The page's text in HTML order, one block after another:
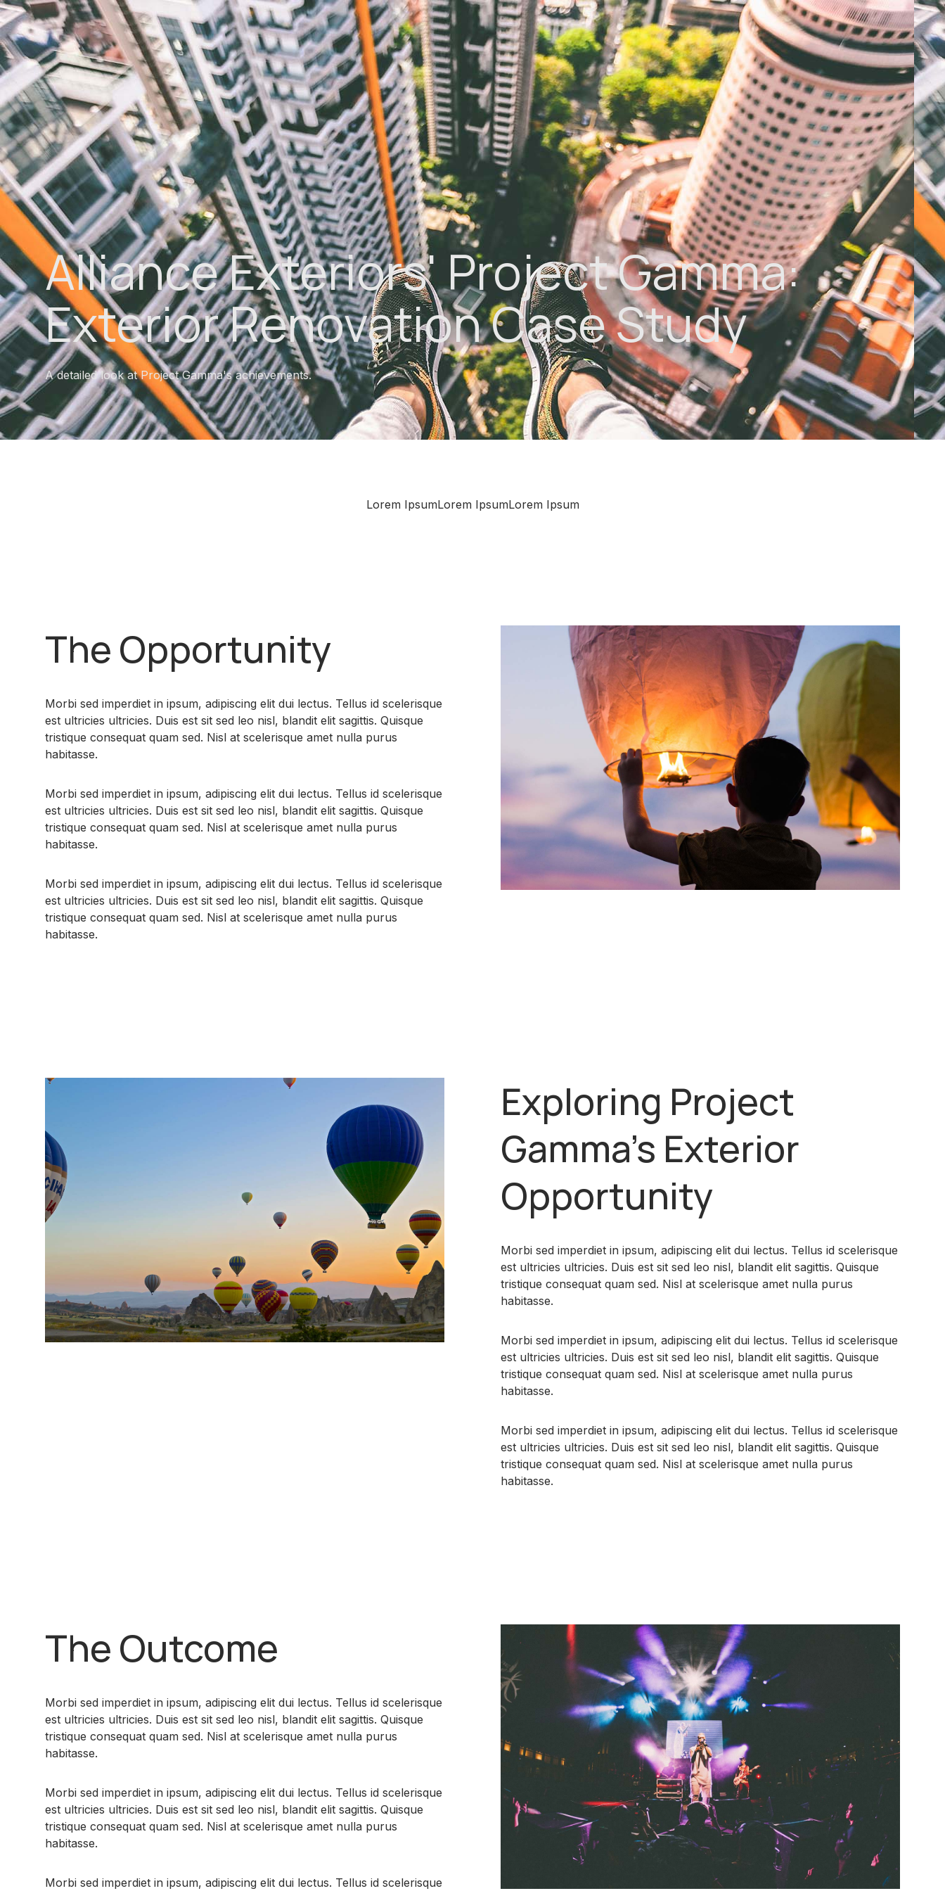
Alliance Exteriors' Project Gamma:
Exterior Renovation Case Study
A detailed look at Project Gamma's achievements.
Lorem IpsumLorem IpsumLorem Ipsum
The Opportunity
Morbi sed imperdiet in ipsum, adipiscing elit dui lectus. Tellus id scelerisque
est ultricies ultricies. Duis est sit sed leo nisl, blandit elit sagittis. Quisque
tristique consequat quam sed. Nisl at scelerisque amet nulla purus
habitasse.
Morbi sed imperdiet in ipsum, adipiscing elit dui lectus. Tellus id scelerisque
est ultricies ultricies. Duis est sit sed leo nisl, blandit elit sagittis. Quisque
tristique consequat quam sed. Nisl at scelerisque amet nulla purus
habitasse.
Morbi sed imperdiet in ipsum, adipiscing elit dui lectus. Tellus id scelerisque
est ultricies ultricies. Duis est sit sed leo nisl, blandit elit sagittis. Quisque
tristique consequat quam sed. Nisl at scelerisque amet nulla purus
habitasse.
Exploring Project
Gamma’s Exterior
Opportunity
Morbi sed imperdiet in ipsum, adipiscing elit dui lectus. Tellus id scelerisque
est ultricies ultricies. Duis est sit sed leo nisl, blandit elit sagittis. Quisque
tristique consequat quam sed. Nisl at scelerisque amet nulla purus
habitasse.
Morbi sed imperdiet in ipsum, adipiscing elit dui lectus. Tellus id scelerisque
est ultricies ultricies. Duis est sit sed leo nisl, blandit elit sagittis. Quisque
tristique consequat quam sed. Nisl at scelerisque amet nulla purus
habitasse.
Morbi sed imperdiet in ipsum, adipiscing elit dui lectus. Tellus id scelerisque
est ultricies ultricies. Duis est sit sed leo nisl, blandit elit sagittis. Quisque
tristique consequat quam sed. Nisl at scelerisque amet nulla purus
habitasse.
The Outcome
Morbi sed imperdiet in ipsum, adipiscing elit dui lectus. Tellus id scelerisque
est ultricies ultricies. Duis est sit sed leo nisl, blandit elit sagittis. Quisque
tristique consequat quam sed. Nisl at scelerisque amet nulla purus
habitasse.
Morbi sed imperdiet in ipsum, adipiscing elit dui lectus. Tellus id scelerisque
est ultricies ultricies. Duis est sit sed leo nisl, blandit elit sagittis. Quisque
tristique consequat quam sed. Nisl at scelerisque amet nulla purus
habitasse.
Morbi sed imperdiet in ipsum, adipiscing elit dui lectus. Tellus id scelerisque